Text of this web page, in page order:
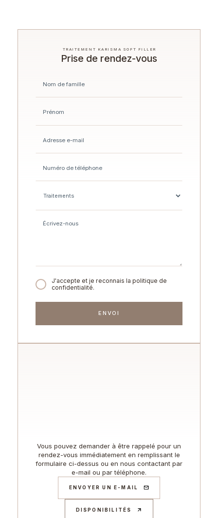
TRAITEMENT KARISMA SOFT FILLER
Prise de rendez-vous
J'accepte et je reconnais la politique de
confidentialité.
Vous pouvez demander à être rappelé pour un
rendez-vous immédiatement en remplissant le
formulaire ci-dessus ou en nous contactant par
e-mail ou par téléphone.
ENVOYER UN E-MAIL
DISPONIBILITÉS